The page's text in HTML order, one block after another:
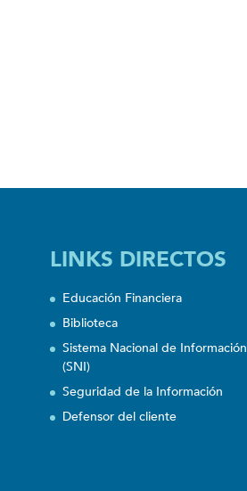
LINKS DIRECTOS
Educación Financiera
Biblioteca
Sistema Nacional de Información
(SNI)
Seguridad de la Información
Defensor del cliente